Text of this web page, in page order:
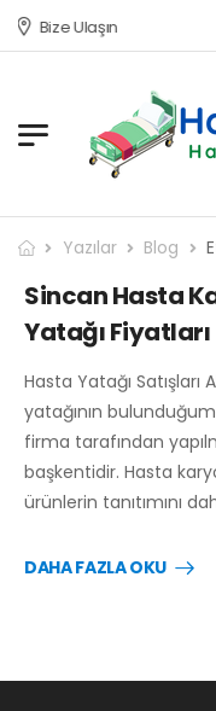
Bize Ulaşın
Yazılar Blog
Sincan Hasta
Yatağı Fiyatları
Hasta Yatağı
yatağının
firma tarafından
başkentidir. Hasta
ürünlerin tanıtımını
DAHA FAZLA OKU